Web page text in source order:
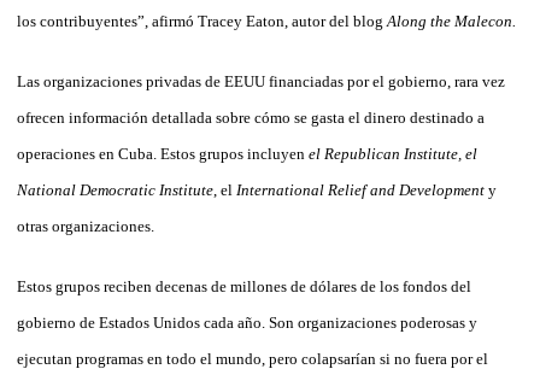
los contribuyentes”, afirmó Tracey Eaton, autor del blog Along the Malecon.
Las organizaciones privadas de EEUU financiadas por el gobierno, rara vez
ofrecen información detallada sobre cómo se gasta el dinero destinado a
operaciones en Cuba. Estos grupos incluyen el Republican Institute, el
National Democratic Institute , el International Relief and Development y
otras organizaciones.
Estos grupos reciben decenas de millones de dólares de los fondos del
gobierno de Estados Unidos cada año. Son organizaciones poderosas y
ejecutan programas en todo el mundo, pero colapsarían si no fuera por el